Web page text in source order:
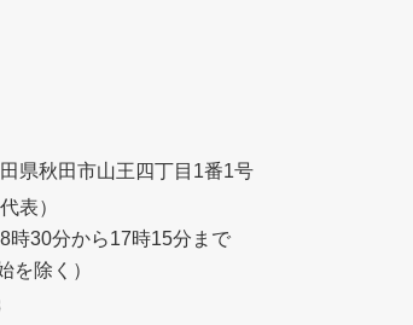
県秋田市山王四丁目1番1号
表）
時30分から17時15分まで
を除く）